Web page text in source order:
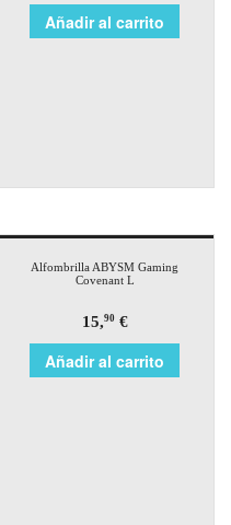
Añadir al carrito
Alfombrilla ABYSM Gaming
Covenant L
15,90€
Añadir al carrito